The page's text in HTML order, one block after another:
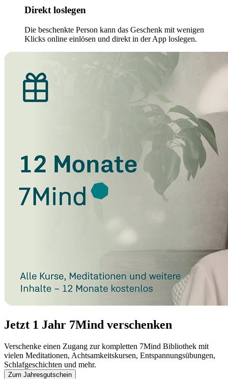
Direkt loslegen
Die beschenkte Person kann das Geschenk mit wenigen
Klicks online einlösen und direkt in der App loslegen.
Jetzt 1 Jahr 7Mind verschenken
Verschenke einen Zugang zur kompletten 7Mind Bibliothek mit
vielen Meditationen, Achtsamkeitskursen, Entspannungsübungen,
Schlafgeschichten und mehr.
Zum Jahresgutschein